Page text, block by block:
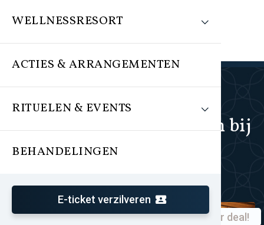
WELLNESSRESORT
ACTIES & ARRANGEMENTEN
RITUELEN & EVENTS
BEHANDELINGEN
E-ticket verzilveren
Acties en arrangementen bij
Veluwse Bron
Super deal!